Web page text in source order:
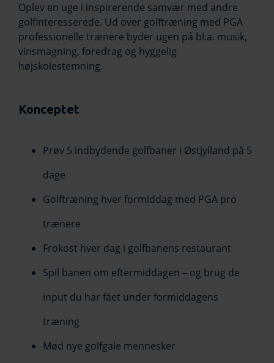
Oplev en uge i inspirerende samvær med andre
golfinteresserede. Ud over golftræning med PGA
professionelle trænere byder ugen på bl.a. musik,
vinsmagning, foredrag og hyggelig
højskolestemning.
Konceptet
Prøv 5 indbydende golfbaner i Østjylland på 5
dage
Golftræning hver formiddag med PGA pro
trænere
Frokost hver dag i golfbanens restaurant
Spil banen om eftermiddagen – og brug de
input du har fået under formiddagens
træning
Mød nye golfgale mennesker